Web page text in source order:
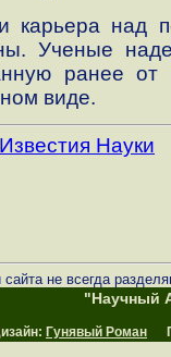
карьера над
Ученые
ранее от
виде.
Известия Науки
сайта не всегда
"Научный
Гунявый Роман